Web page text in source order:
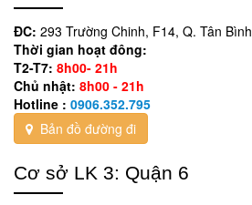
ĐC: 293 Trường Chinh, F14, Q. Tân Bình
Thời gian hoạt đông:
T2-T7: 8h00- 21h
Chủ nhật: 8h00 - 21h
Hotline : 0906.352.795
Bản đồ đường đi
Cơ sở LK 3: Quận 6